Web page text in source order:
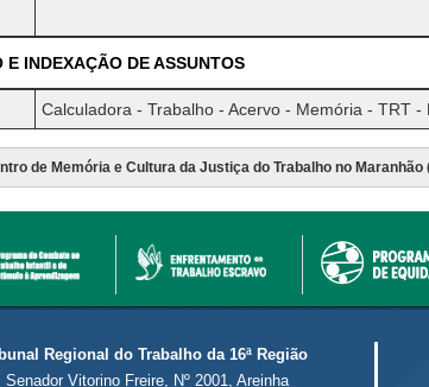
E INDEXAÇÃO DE ASSUNTOS
Calculadora - Trabalho - Acervo - Memória - TRT -
de Memória e Cultura da Justiça do Trabalho no Maranhão
Regional do Trabalho da 16ª Região
Senador Vitorino Freire, Nº 2001, Areinha